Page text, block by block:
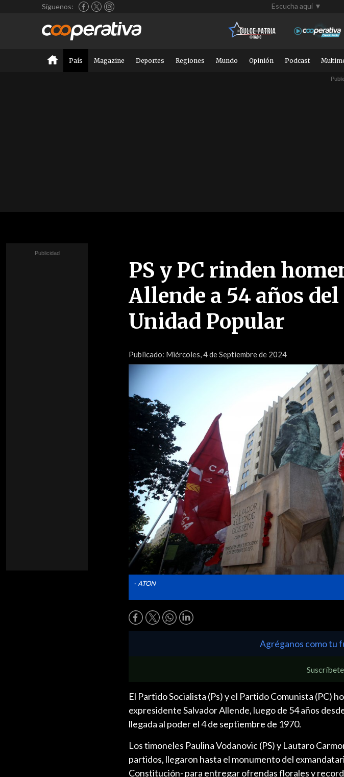
Síguenos: Escucha aquí ▼
País Magazine Deportes Regiones Mundo Opinión Podcast
PS y PC rinden
Allende a 54 años
Unidad Popular
Publicado: Miércoles, 4 de Septiembre de 2024
- ATON
Agréganos como tu
El Partido Socialista (Ps) y el Partido Comunista (PC)
expresidente Salvador Allende, luego de 54 años
llegada al poder el 4 de septiembre de 1970.
Los timoneles Paulina Vodanovic (PS) y Lautaro
partidos, llegaron hasta el monumento del
Constitución- para entregar ofrendas florales y